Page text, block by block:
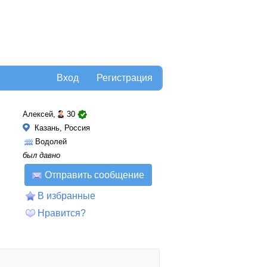
Регистрация
Вход
Алексей,
30
Казань, Россия
Водолей
был давно
Отправить сообщение
В избранные
Нравится?